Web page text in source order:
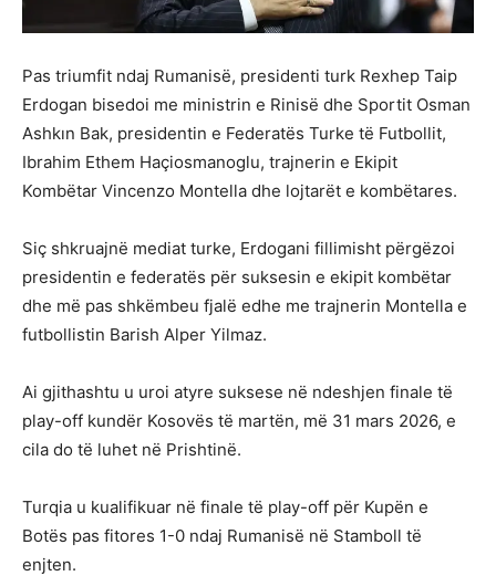
Pas triumfit ndaj Rumanisë, presidenti turk Rexhep Taip
Erdogan bisedoi me ministrin e Rinisë dhe Sportit Osman
Ashkın Bak, presidentin e Federatës Turke të Futbollit,
Ibrahim Ethem Haçiosmanoglu, trajnerin e Ekipit
Kombëtar Vincenzo Montella dhe lojtarët e kombëtares.
Siç shkruajnë mediat turke, Erdogani fillimisht përgëzoi
presidentin e federatës për suksesin e ekipit kombëtar
dhe më pas shkëmbeu fjalë edhe me trajnerin Montella e
futbollistin Barish Alper Yilmaz.
Ai gjithashtu u uroi atyre suksese në ndeshjen finale të
play-off kundër Kosovës të martën, më 31 mars 2026, e
cila do të luhet në Prishtinë.
Turqia u kualifikuar në finale të play-off për Kupën e
Botës pas fitores 1-0 ndaj Rumanisë në Stamboll të
enjten.